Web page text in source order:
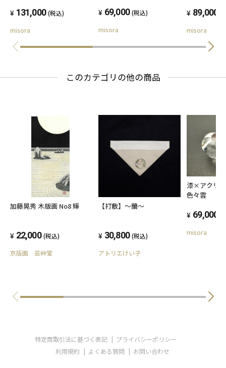
131,000 (税込)
misora
69,000 (税込)
misora
89,000
misora
このカテゴリの他の商品
加藤晃秀 木版画 No8 輝
22,000 (税込)
京版画 芸艸堂
【打敷】～蘭～
30,800 (税込)
アトリエけい子
漆×アクリ
色々雲
69,000
misora
特定商取引法に基づく表記
プライバシーポリシー
利用規約
よくある質問 お問い合わせ